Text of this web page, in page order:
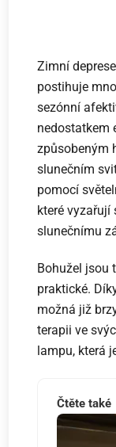
Zimní
postihuje
sezónní
nedostatkem
způsobeným
slunečním
pomocí
které vyzařují
slunečnímu
Bohužel jsou
praktické.
možná již
terapii ve
lampu, která
Čtěte také